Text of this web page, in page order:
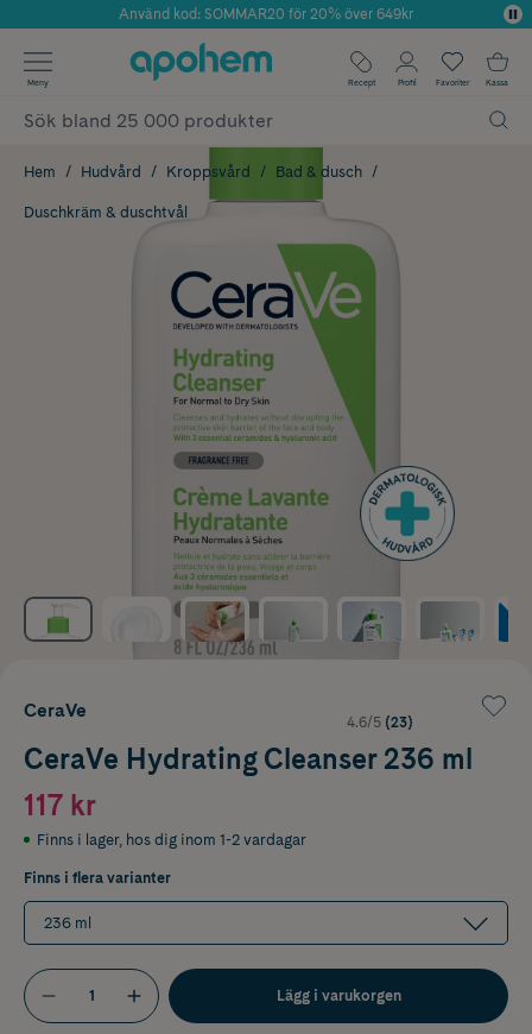
Årets Butik 2025 inom Skönhet
Använd kod: SOMMAR20 för 20% över 649kr
✓ Fri frakt
✓ Poäng på alla köp*
Meny Recept Profil Favoriter Kassa
Hem Hudvård Kroppsvård Bad & dusch
Duschkräm & duschtvål
CeraVe
4.6/5 (23)
CeraVe Hydrating Cleanser 236 ml
117 kr
Finns i lager, hos dig inom 1-2 vardagar
Finns i flera varianter
236 ml
Lägg i varukorgen